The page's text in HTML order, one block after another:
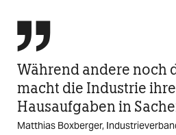

Während andere noch
macht die Industrie
Hausaufgaben in
Matthias Boxberger,